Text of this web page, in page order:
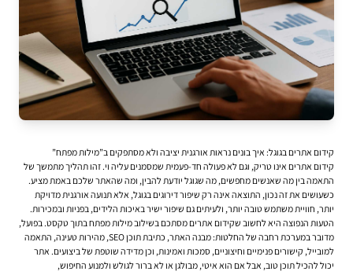
קידום אתרים בגוגל: איך בונים נראות אורגנית יציבה ולא מסתפקים ב”מילות מפתח”
קידום אתרים אינו טריק, וגם לא פעולה חד-פעמית שמסמנים עליה וי. זהו תהליך מתמשך של
התאמה בין מה שאנשים מחפשים, מה שגוגל יודעת להבין, ומה שהאתר שלכם באמת מציע.
כשעושים את זה נכון, התוצאה אינה רק שיפור דירוגים בגוגל, אלא תנועה אורגנית מדויקת
יותר, חוויית משתמש טובה יותר, ולעיתים גם שיפור ישיר באיכות הלידים, בפניות ובמכירות.
הטעות הנפוצה היא לחשוב שקידום אתרים מסתכם בשילוב מילות מפתח בתוך טקסט. בפועל,
מדובר במערכת רחבה של החלטות: מבנה האתר, כתיבת תוכן SEO, מהירות טעינה, התאמה
למובייל, קישורים פנימיים וחיצוניים, סמכות ואמינות, וכן מדידה שוטפת של ביצועים. אתר
יכול להכיל תוכן טוב, אבל אם הוא איטי, מבולגן או לא ברור לגולש ולמנוע החיפוש,